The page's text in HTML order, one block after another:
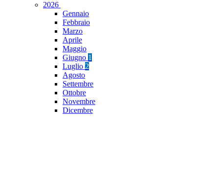
2026
Gennaio
Febbraio
Marzo
Aprile
Maggio
Giugno 1
Luglio 2
Agosto
Settembre
Ottobre
Novembre
Dicembre